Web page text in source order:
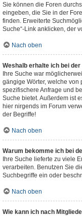
Sie können die Foren
eingeben, die Sie in der
finden. Erweiterte
Suche“-Link anklicken, der
Nach oben
Weshalb erhalte ich bei
Ihre Suche war
gängige Wörter, welche von
spezifischere Anfrage und
Suche bietet. Außerdem ist
hier nirgends im Forum
der Begriffe!
Nach oben
Warum bekomme ich bei
Ihre Suche lieferte zu viele
verarbeiten. Benutzen Sie
Suchbegriffe ein oder
Nach oben
Wie kann ich nach